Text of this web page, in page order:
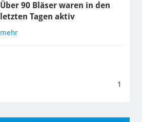
Über 90 Bläser waren in den
letzten Tagen aktiv
mehr
1